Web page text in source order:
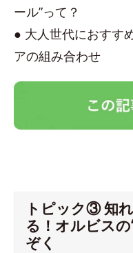
ール”って？
● 大人世代におすす
アの組み合わせ
トピック③ 知
る！オルビス
ぞく